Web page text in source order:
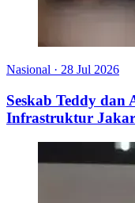
Nasional · 28 Jul 2026
Seskab Teddy dan
Infrastruktur